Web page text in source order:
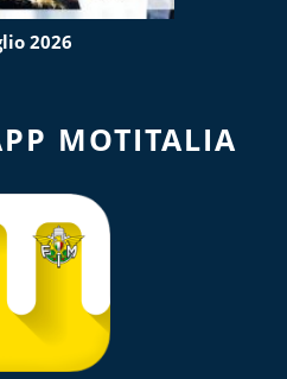
2026
MOTITALIA